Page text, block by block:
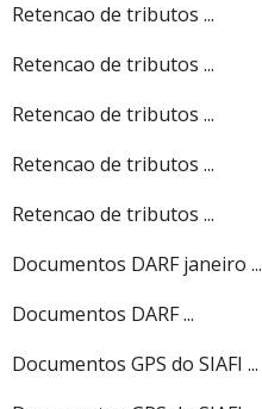
Retencao de tributos ...
Retencao de tributos ...
Retencao de tributos ...
Retencao de tributos ...
Retencao de tributos ...
Documentos DARF janeiro ...
Documentos DARF ...
Documentos GPS do SIAFI ...